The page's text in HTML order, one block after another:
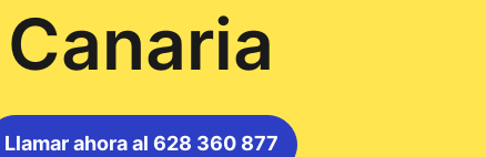
Canaria
Llamar ahora al 628 360 877